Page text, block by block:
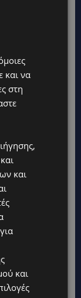
Παναγούλη
–
Παττίχη
Φάρο
(Ορόκλινη)
και να
στη
και
και